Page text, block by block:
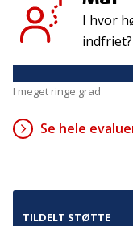
I hvor
indfriet?
I meget ringe grad
Se hele
TILDELT STØTTE
T:45 26 08 26
Kontakt os
Persondata